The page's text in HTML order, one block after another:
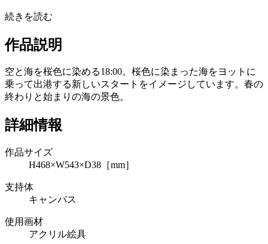
続きを読む
作品説明
空と海を桜色に染める18:00。桜色に染まった海をヨットに
乗って出港する新しいスタートをイメージしています。春の
終わりと始まりの海の景色。
詳細情報
作品サイズ
H468×W543×D38［mm］
支持体
キャンバス
使用画材
アクリル絵具